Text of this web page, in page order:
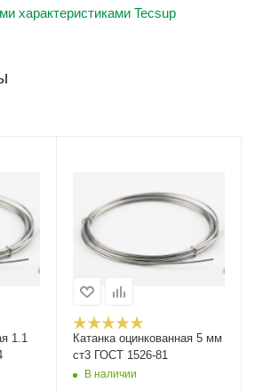
характеристиками Tecsup
1.1
Катанка оцинкованная 5 мм
ст3 ГОСТ 1526-81
В наличии